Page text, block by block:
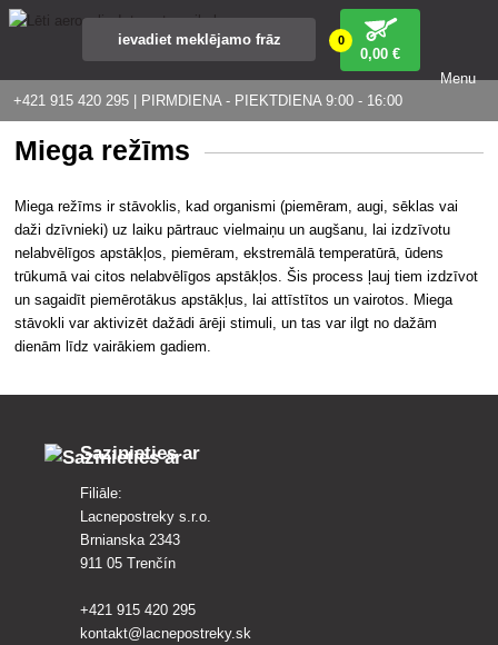
+421 915 420 295 | PIRMDIENA - PIEKTDIENA 9:00 - 16:00
0
0,00 €
Menu
Miega režīms
Miega režīms ir stāvoklis, kad organismi (piemēram, augi, sēklas vai
daži dzīvnieki) uz laiku pārtrauc vielmaiņu un augšanu, lai izdzīvotu
nelabvēlīgos apstākļos, piemēram, ekstremālā temperatūrā, ūdens
trūkumā vai citos nelabvēlīgos apstākļos. Šis process ļauj tiem izdzīvot
un sagaidīt piemērotākus apstākļus, lai attīstītos un vairotos. Miega
stāvokli var aktivizēt dažādi ārēji stimuli, un tas var ilgt no dažām
dienām līdz vairākiem gadiem.
Sazinieties ar
Filiāle:
Lacnepostreky s.r.o.
Brnianska 2343
911 05 Trenčín
+421 915 420 295
kontakt@lacnepostreky.sk